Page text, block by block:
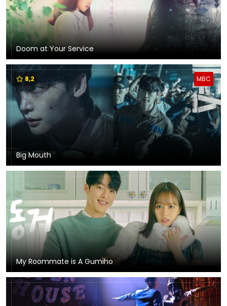
Doom at Your Service
MBC
8,2
Big Mouth
My Roommate is A Gumiho